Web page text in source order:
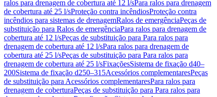
ralos para drenagem de cobertura até 12 l/sPara ralos para drenagem
de cobertura até 25 l/sProteção contra incêndiosProteção contra
incêndios para sistemas de drenagemRalos de emergênciaPeças de
substituição para Ralos de emergênciaPara ralos para drenagem de
cobertura até 12 l/sPeças de substituição para Para ralos para
drenagem de cobertura até 12 l/sPara ralos para drenagem de
cobertura até 25 l/sPeças de substituição para Para ralos para
drenagem de cobertura até 25 l/sFixaçõesSistema de fixação d40–
200Sistema de fixação d250–315Acessórios complementaresPeças
de substituição para Acessórios complementaresPara ralos para
drenagem de coberturaPeças de substituição para Para ralos para